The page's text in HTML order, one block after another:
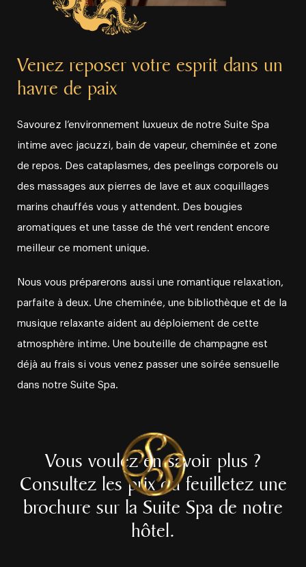
Venez reposer votre esprit dans un
havre de paix
Savourez l’environnement luxueux de notre Suite Spa
intime avec jacuzzi, bain de vapeur, cheminée et zone
de repos. Des cataplasmes, des peelings corporels ou
des massages aux pierres de lave et aux coquillages
marins chauffés vous y attendent. Des bougies
aromatiques et une tasse de thé vert rendent encore
meilleur ce moment unique.
Nous vous préparerons aussi une romantique relaxation,
parfaite à deux. Une cheminée, une bibliothèque et de la
musique relaxante aident au déploiement de cette
atmosphère intime. Une bouteille de champagne est
déjà au frais si vous venez passer une soirée sensuelle
dans notre Suite Spa.
Vous voulez en savoir plus ?
Consultez les prix ou feuilletez une
brochure sur la Suite Spa de notre
hôtel.